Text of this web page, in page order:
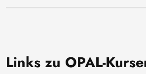
Links zu OPAL-